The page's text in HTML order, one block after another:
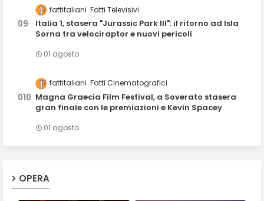
fattitaliani Fatti Televisivi
Italia 1, stasera "Jurassic Park III": il ritorno ad Isla
Sorna tra velociraptor e nuovi pericoli
01 agosto
fattitaliani Fatti Cinematografici
Magna Graecia Film Festival, a Soverato stasera
gran finale con le premiazioni e Kevin Spacey
01 agosto
OPERA